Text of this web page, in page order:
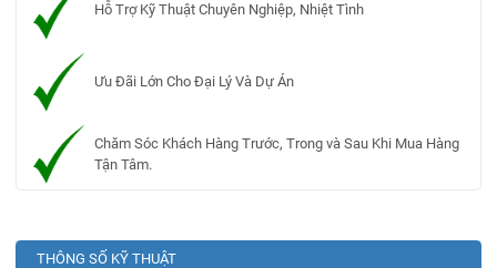
Hỗ Trợ Kỹ Thuật Chuyên Nghiệp, Nhiệt Tình
Ưu Đãi Lớn Cho Đại Lý Và Dự Án
Chăm Sóc Khách Hàng Trước, Trong và Sau Khi Mua Hàng
Tận Tâm.
THÔNG SỐ KỸ THUẬT